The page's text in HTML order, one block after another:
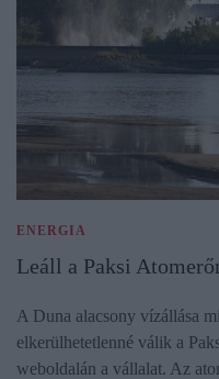
ENERGIA
Leáll a Paksi
A Duna alacsony vízállása
elkerülhetetlenné válik a
weboldalán a vállalat. Az